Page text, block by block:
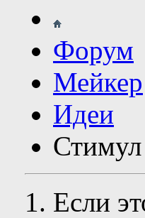
Форум
Мейкер
Идеи
Стимул
Если